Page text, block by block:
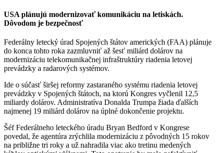
USA plánujú modernizovať komunikáciu na letiskách.
Dôvodom je bezpečnosť
Federálny letecký úrad Spojených štátov amerických (FAA) plánuje
do konca tohto roka zazmluvniť až šesť miliárd dolárov na
modernizáciu telekomunikačnej infraštruktúry riadenia letovej
prevádzky a radarových systémov.
Ide o súčasť širšej reformy zastaraného systému riadenia letovej
prevádzky v Spojených štátoch, na ktorú Kongres vyčlenil 12,5
miliardy dolárov. Administratíva Donalda Trumpa žiada ďalších
najmenej 19 miliárd dolárov na úplné dokončenie projektu.
Šéf Federálneho leteckého úradu Bryan Bedford v Kongrese
povedal, že agentúra zrýchlila modernizáciu z pôvodných 15 rokov
na približne tri roky a už nahradila viac ako tretinu medených